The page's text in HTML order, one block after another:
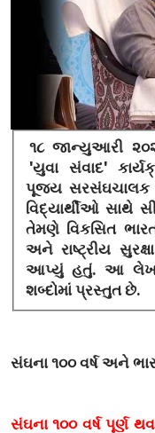
૧૮ જાન્યુઆરી
'યુવા સંવાદ'
પૂજ્ય સરસંઘચાલક
વિદ્યાર્થીઓ સાથે
તેમણે વિકસિત
અને રાષ્ટ્રીય
આપ્યું હતું. આ લેખમાં
શબ્દોમાં પ્રસ્તુત છે.
સંઘના ૧૦૦ વર્ષ અને
સંઘના ૧૦૦ વર્ષ પૂર્ણ